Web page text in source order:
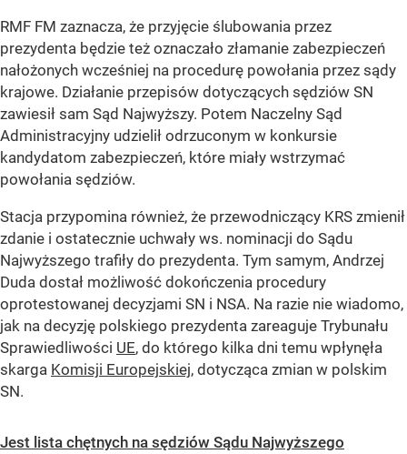
RMF FM zaznacza, że przyjęcie ślubowania przez
prezydenta będzie też oznaczało złamanie zabezpieczeń
nałożonych wcześniej na procedurę powołania przez sądy
krajowe. Działanie przepisów dotyczących sędziów SN
zawiesił sam Sąd Najwyższy. Potem Naczelny Sąd
Administracyjny udzielił odrzuconym w konkursie
kandydatom zabezpieczeń, które miały wstrzymać
powołania sędziów.
Stacja przypomina również, że przewodniczący KRS zmienił
zdanie i ostatecznie uchwały ws. nominacji do Sądu
Najwyższego trafiły do prezydenta. Tym samym, Andrzej
Duda dostał możliwość dokończenia procedury
oprotestowanej decyzjami SN i NSA. Na razie nie wiadomo,
jak na decyzję polskiego prezydenta zareaguje Trybunału
Sprawiedliwości UE, do którego kilka dni temu wpłynęła
skarga Komisji Europejskiej, dotycząca zmian w polskim
SN.
Jest lista chętnych na sędziów Sądu Najwyższego